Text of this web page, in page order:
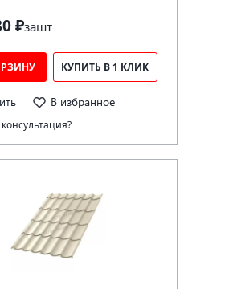
₽зашт
КУПИТЬ В 1 КЛИК
В избранное